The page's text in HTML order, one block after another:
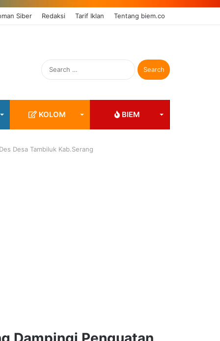
Siber Redaksi Tarif Iklan Tentang biem.co
Search
for:
KOLOM BIEM
Desa Tambiluk Kab.Serang